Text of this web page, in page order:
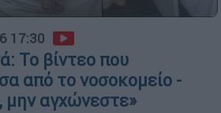
17:30
Το βίντεο που
από το νοσοκομείο -
αγχώνεστε»